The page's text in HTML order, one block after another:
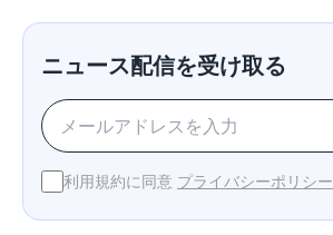
ニュース配信を受け取る
利用規約に同意 プライバシーポリシー